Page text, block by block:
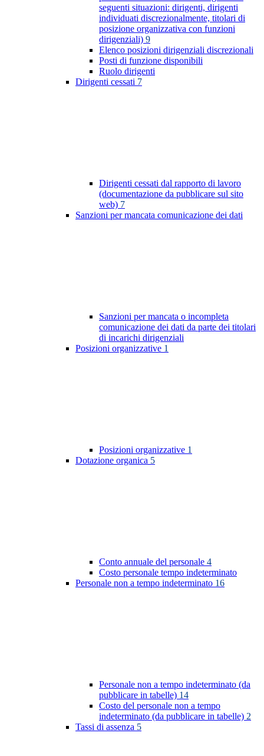
seguenti situazioni: dirigenti, dirigenti
individuati discrezionalmente, titolari di
posizione organizzativa con funzioni
dirigenziali) 9
Elenco posizioni dirigenziali discrezionali
Posti di funzione disponibili
Ruolo dirigenti
Dirigenti cessati 7
Dirigenti cessati dal rapporto di lavoro
(documentazione da pubblicare sul sito
web) 7
Sanzioni per mancata comunicazione dei dati
Sanzioni per mancata o incompleta
comunicazione dei dati da parte dei titolari
di incarichi dirigenziali
Posizioni organizzative 1
Posizioni organizzative 1
Dotazione organica 5
Conto annuale del personale 4
Costo personale tempo indeterminato
Personale non a tempo indeterminato 16
Personale non a tempo indeterminato (da
pubblicare in tabelle) 14
Costo del personale non a tempo
indeterminato (da pubblicare in tabelle) 2
Tassi di assenza 5